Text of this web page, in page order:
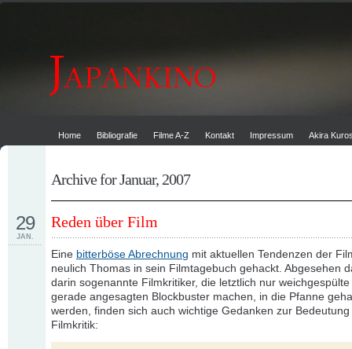
Home Bibliografie Filme A-Z Kontakt Impressum Akira
Archive for Januar, 2007
Reden über Film
29
JAN.
Eine bitterböse Abrechnung mit aktuellen Tendenzen der
neulich Thomas in sein Filmtagebuch gehackt. Abgesehen
darin sogenannte Filmkritiker, die letztlich nur
gerade angesagten Blockbuster machen, in die Pfanne
werden, finden sich auch wichtige Gedanken zur Bedeutung
Filmkritik: